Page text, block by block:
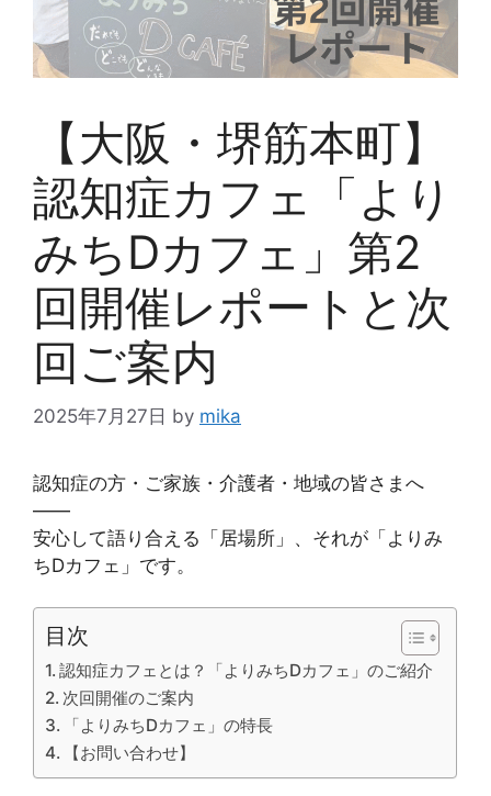
【大阪・堺筋本町】
認知症カフェ「より
みちDカフェ」第2
回開催レポートと次
回ご案内
2025年7月27日 by mika
認知症の方・ご家族・介護者・地域の皆さまへ
――
安心して語り合える「居場所」、それが「よりみ
ちDカフェ」です。
目次
認知症カフェとは？「よりみちDカフェ」のご紹介
次回開催のご案内
「よりみちDカフェ」の特長
【お問い合わせ】